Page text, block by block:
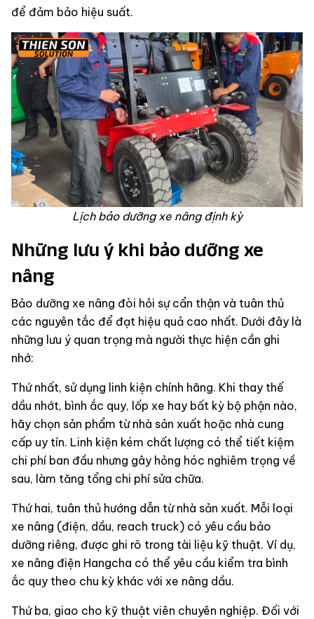
để đảm bảo hiệu suất.
Lịch bảo dưỡng xe nâng định kỳ
Những lưu ý khi bảo dưỡng xe
nâng
Bảo dưỡng xe nâng đòi hỏi sự cẩn thận và tuân thủ
các nguyên tắc để đạt hiệu quả cao nhất. Dưới đây là
những lưu ý quan trọng mà người thực hiện cần ghi
nhớ:
Thứ nhất, sử dụng linh kiện chính hãng. Khi thay thế
dầu nhớt, bình ắc quy, lốp xe hay bất kỳ bộ phận nào,
hãy chọn sản phẩm từ nhà sản xuất hoặc nhà cung
cấp uy tín. Linh kiện kém chất lượng có thể tiết kiệm
chi phí ban đầu nhưng gây hỏng hóc nghiêm trọng về
sau, làm tăng tổng chi phí sửa chữa.
Thứ hai, tuân thủ hướng dẫn từ nhà sản xuất. Mỗi loại
xe nâng (điện, dầu, reach truck) có yêu cầu bảo
dưỡng riêng, được ghi rõ trong tài liệu kỹ thuật. Ví dụ,
xe nâng điện Hangcha có thể yêu cầu kiểm tra bình
ắc quy theo chu kỳ khác với xe nâng dầu.
Thứ ba, giao cho kỹ thuật viên chuyên nghiệp. Đối với